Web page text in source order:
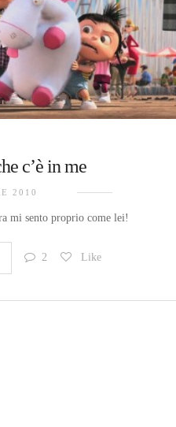
c’è in me
2010
mi sento proprio come lei!
2 Like